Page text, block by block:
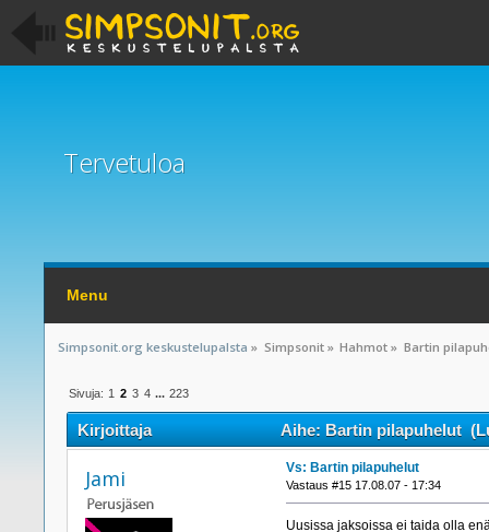
Tervetuloa
Menu
Simpsonit.org keskustelupalsta » Simpsonit» Hahmot » Bartin
Sivuja: 1 2 3 4 ... 223
Kirjoittaja Aihe: Bartin pilapuhelut
Jami Vs: Bartin pilapuhelut
Vastaus #15 17.08.07 - 17:34
Uusissa jaksoissa ei taida olla